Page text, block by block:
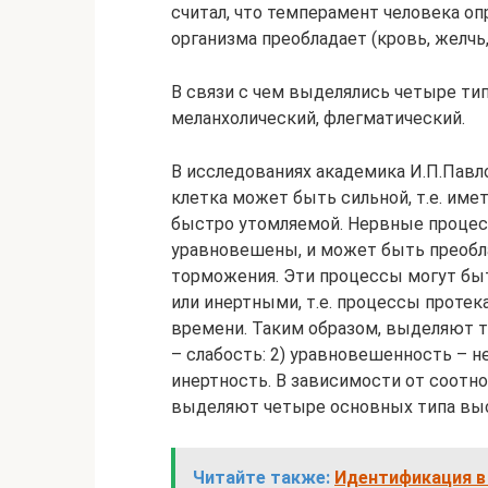
считал, что темперамент человека
организма преобладает (кровь,
В связи с чем выделялись четыре
меланхолический, флегматический.
В исследованиях академика
клетка может быть сильной, т.е.
быстро утомляемой. Нервные
уравновешены, и может быть
торможения. Эти процессы могут
или инертными, т.е. процессы
времени. Таким образом, выделяют
– слабость: 2) уравновешенность –
инертность. В зависимости от
выделяют четыре основных типа
Читайте также: Идентификация в